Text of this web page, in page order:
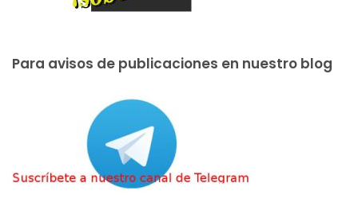
Para avisos de publicaciones en nuestro blog